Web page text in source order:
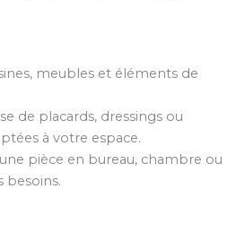
meubles et éléments de
de placards, dressings ou
à votre espace.
pièce en bureau, chambre ou
besoins.